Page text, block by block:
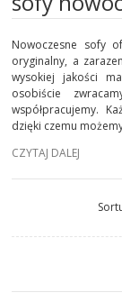
KRZESŁA
FOTELE
SOFY
SOFY
SOFY Z
Nowoczesne sofy
oryginalny, a
wysokiej jakości
osobiście
współpracujemy.
dzięki czemu
CZYTAJ DALEJ